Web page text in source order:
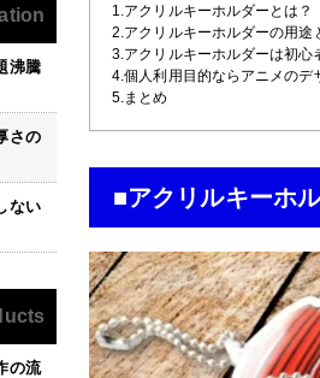
1.アクリルキーホルダーとは？
2.アクリルキーホルダーの用途
3.アクリルキーホルダーは初心
4.個人利用目的ならアニメのデ
5.まとめ
■アクリルキーホ
沸騰
さの
ない
の流